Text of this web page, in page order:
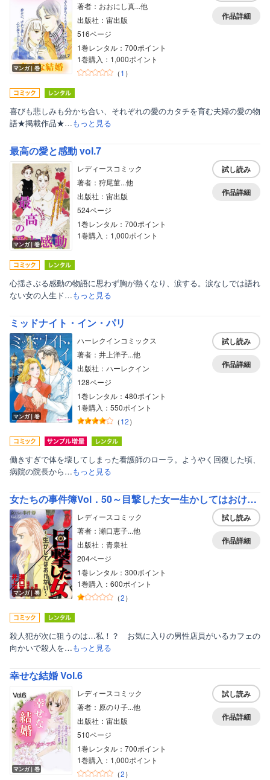
マンガ｜巻
著者：おおにし真...他
出版社：宙出版
516ページ
1巻レンタル：700ポイント
1巻購入：1,000ポイント
（1 ）
作品詳細
喜びも悲しみも分かち合い、それぞれの愛のカタチを育む夫婦の愛の物
語★掲載作品★…もっと見る
最高の愛と感動 vol.7
マンガ｜巻
レディースコミック
著者：狩尾菫...他
出版社：宙出版
524ページ
1巻レンタル：700ポイント
1巻購入：1,000ポイント
試し読み
作品詳細
心揺さぶる感動の物語に思わず胸が熱くなり、涙する。涙なしでは語れ
ない女の人生ド…もっと見る
ミッドナイト・イン・パリ
マンガ｜巻
ハーレクインコミックス
著者：井上洋子...他
出版社：ハーレクイン
128ページ
1巻レンタル：480ポイント
1巻購入：550ポイント
（12）
試し読み
作品詳細
働きすぎで体を壊してしまった看護師のローラ。ようやく回復した頃、
病院の院長から…もっと見る
女たちの事件簿Vol．50～目撃した女ー生かしてはおけないー～
マンガ｜巻
レディースコミック
著者：瀬口恵子...他
出版社：青泉社
204ページ
1巻レンタル：300ポイント
1巻購入：600ポイント
（2）
試し読み
作品詳細
殺人犯が次に狙うのは…私！？ お気に入りの男性店員がいるカフェの
向かいで殺人を…もっと見る
幸せな結婚 Vol.6
マンガ｜巻
レディースコミック
著者：原のり子...他
出版社：宙出版
510ページ
1巻レンタル：700ポイント
1巻購入：1,000ポイント
（2）
試し読み
作品詳細
ボーイズラブ
ティーンズラブ
美女・美少女
女性写真集